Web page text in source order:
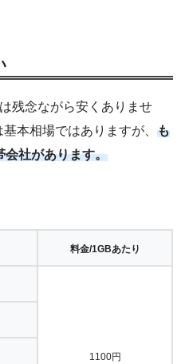
残念ながら安くありませ
本相場ではありますが、 も
会社があります。
料金/1GBあたり
1100円